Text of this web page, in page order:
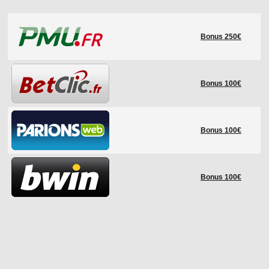
LES STADES
HISTORIQUE
COUPE DES CONFÉDÉRATIONS
Bonus 250€
Bonus 100€
Bonus 100€
Bonus 100€